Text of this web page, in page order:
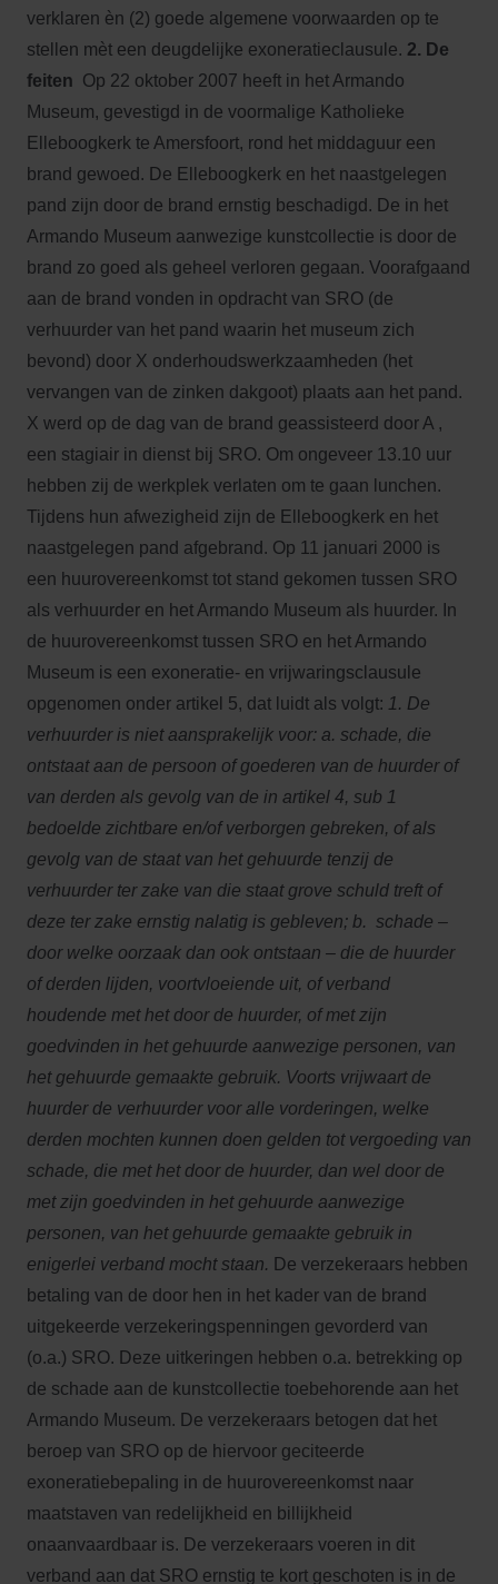
verklaren èn (2) goede algemene voorwaarden op te
stellen mèt een deugdelijke exoneratieclausule. 2. De
feiten Op 22 oktober 2007 heeft in het Armando
Museum, gevestigd in de voormalige Katholieke
Elleboogkerk te Amersfoort, rond het middaguur een
brand gewoed. De Elleboogkerk en het naastgelegen
pand zijn door de brand ernstig beschadigd. De in het
Armando Museum aanwezige kunstcollectie is door de
brand zo goed als geheel verloren gegaan. Voorafgaand
aan de brand vonden in opdracht van SRO (de
verhuurder van het pand waarin het museum zich
bevond) door X onderhoudswerkzaamheden (het
vervangen van de zinken dakgoot) plaats aan het pand.
X werd op de dag van de brand geassisteerd door A ,
een stagiair in dienst bij SRO. Om ongeveer 13.10 uur
hebben zij de werkplek verlaten om te gaan lunchen.
Tijdens hun afwezigheid zijn de Elleboogkerk en het
naastgelegen pand afgebrand. Op 11 januari 2000 is
een huurovereenkomst tot stand gekomen tussen SRO
als verhuurder en het Armando Museum als huurder. In
de huurovereenkomst tussen SRO en het Armando
Museum is een exoneratie- en vrijwaringsclausule
opgenomen onder artikel 5, dat luidt als volgt: 1. De
verhuurder is niet aansprakelijk voor: a. schade, die
ontstaat aan de persoon of goederen van de huurder of
van derden als gevolg van de in artikel 4, sub 1
bedoelde zichtbare en/of verborgen gebreken, of als
gevolg van de staat van het gehuurde tenzij de
verhuurder ter zake van die staat grove schuld treft of
deze ter zake ernstig nalatig is gebleven; b. schade –
door welke oorzaak dan ook ontstaan – die de huurder
of derden lijden, voortvloeiende uit, of verband
houdende met het door de huurder, of met zijn
goedvinden in het gehuurde aanwezige personen, van
het gehuurde gemaakte gebruik. Voorts vrijwaart de
huurder de verhuurder voor alle vorderingen, welke
derden mochten kunnen doen gelden tot vergoeding van
schade, die met het door de huurder, dan wel door de
met zijn goedvinden in het gehuurde aanwezige
personen, van het gehuurde gemaakte gebruik in
enigerlei verband mocht staan. De verzekeraars hebben
betaling van de door hen in het kader van de brand
uitgekeerde verzekeringspenningen gevorderd van
(o.a.) SRO. Deze uitkeringen hebben o.a. betrekking op
de schade aan de kunstcollectie toebehorende aan het
Armando Museum. De verzekeraars betogen dat het
beroep van SRO op de hiervoor geciteerde
exoneratiebepaling in de huurovereenkomst naar
maatstaven van redelijkheid en billijkheid
onaanvaardbaar is. De verzekeraars voeren in dit
verband aan dat SRO ernstig te kort geschoten is in de